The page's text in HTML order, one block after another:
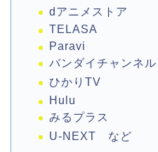
dアニメストア
TELASA
Paravi
バンダイチャンネル
ひかりTV
Hulu
みるプラス
U-NEXT など